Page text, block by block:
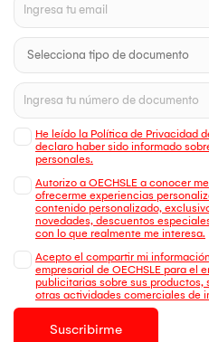
He leído la Política de Privacidad
declaro haber sido informado
personales.
Autorizo a OECHSLE a conocer
ofrecerme experiencias
contenido personalizado,
novedades, descuentos
con lo que realmente me interesa.
Acepto el compartir mi
empresarial de OECHSLE para el
publicitarias sobre sus productos,
otras actividades comerciales de
Suscribirme